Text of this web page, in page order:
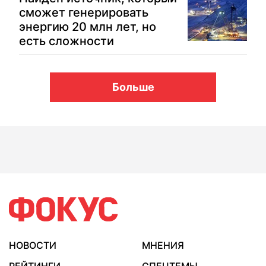
сможет генерировать
энергию 20 млн лет, но
есть сложности
Больше
НОВОСТИ
МНЕНИЯ